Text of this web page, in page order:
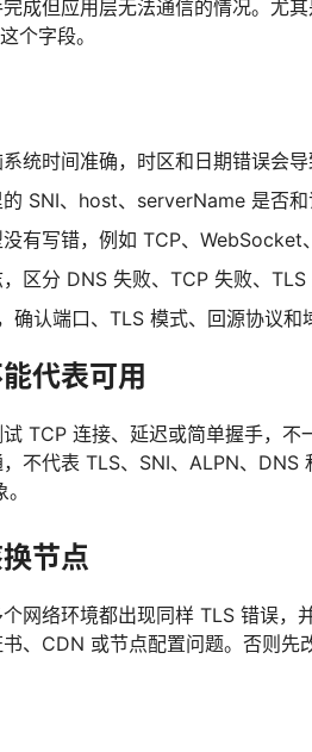
成但应用层无法通信的情况。尤
个字段。
统时间准确，时区和日期错误会导
SNI、host、serverName 是否和
有写错，例如 TCP、WebSocket
区分 DNS 失败、TCP 失败、TLS
确认端口、TLS 模式、回源协议和
代表可用
TCP 连接、延迟或简单握手，
不代表 TLS、SNI、ALPN、DNS
节点
网络环境都出现同样 TLS 错误，
、CDN 或节点配置问题。否则先